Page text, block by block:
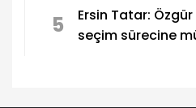
5
Ersin Tatar:
seçim sürecine